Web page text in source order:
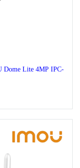
Dome Lite 4MP IPC-